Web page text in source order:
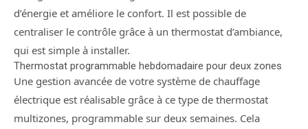
d’énergie et améliore le confort. Il est possible de
centraliser le contrôle grâce à un thermostat d’ambiance,
qui est simple à installer.
Thermostat programmable hebdomadaire pour deux zones
Une gestion avancée de votre système de chauffage
électrique est réalisable grâce à ce type de thermostat
multizones, programmable sur deux semaines. Cela